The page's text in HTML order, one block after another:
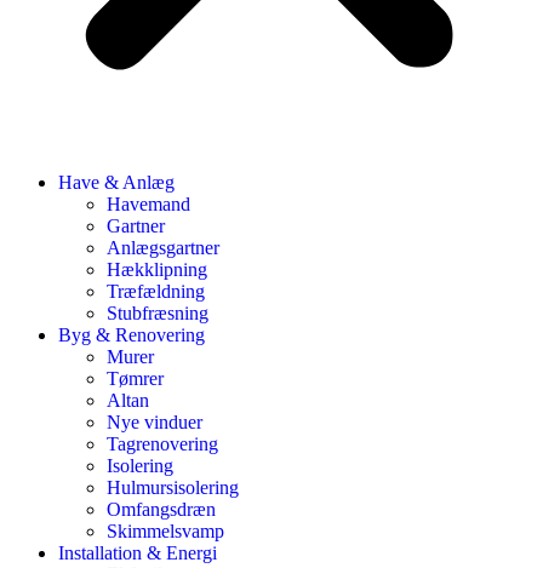
Have & Anlæg
Havemand
Gartner
Anlægsgartner
Hækklipning
Træfældning
Stubfræsning
Byg & Renovering
Murer
Tømrer
Altan
Nye vinduer
Tagrenovering
Isolering
Hulmursisolering
Omfangsdræn
Skimmelsvamp
Installation & Energi